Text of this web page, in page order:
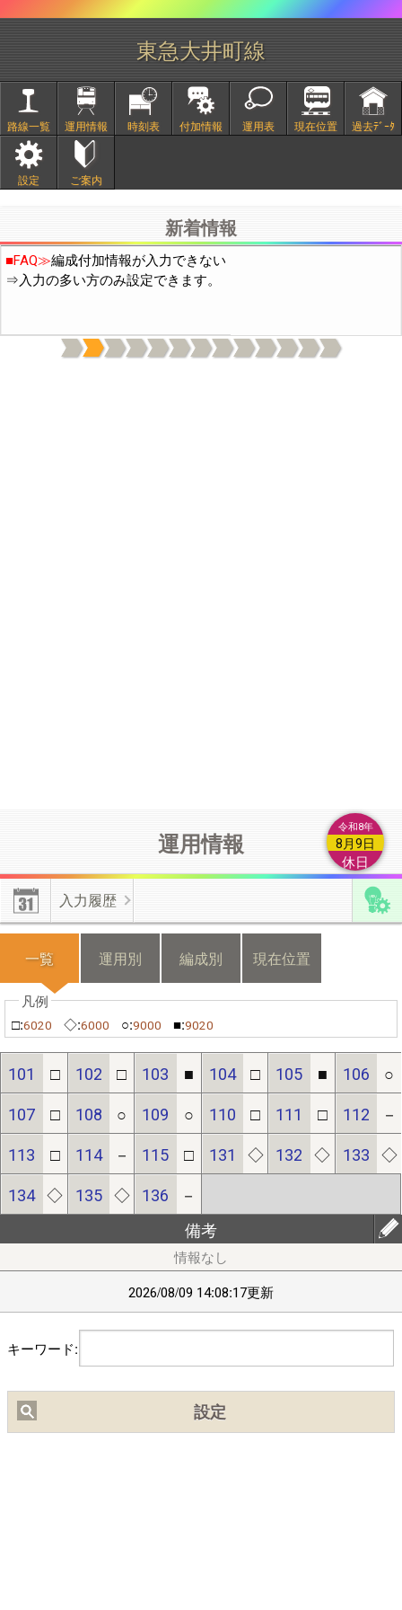
東急大井町線
路線一覧 運用情報 時刻表 付加情報 運用表 現在位置 過去ﾃﾞｰﾀ
設定 ご案内
新着情報
2/20頃より中国IPから通常の10倍程度のアクセスがありサイト
が不安定になっておりました。穴埋め作業の結果、現在は通常の
■FAQ≫編成付加情報が入力できない
⇒入力の多い方のみ設定できます。
上記機能は付加情報の表示(日付下の電球と歯車のｱｲｺﾝ)をONに
によるもの等の類は付加情報とは認められませんので登録しない
【編成付加情報】
有効･無効化時の不具合修正しました。上書き
更新した情報を無効化した場合は、無効化操作前の情報が有効と
なります。
具合フォームよりご連絡ください。
≪位置情報の有効化≫
端末の許可設定とﾌﾞﾗｳｻﾞの許可設定が必
【端末の設定】(android)｢設定(歯車)｣⇒｢現在地情報｣⇒｢プライ
バシー｣/(iphone)｢設定(歯車)｣⇒｢プライバシー｣⇒｢現在地情報｣
で位置情報を｢ON｣
【ﾌﾞﾗｳｻﾞの設定】(chrome)右上ﾒﾆｭｰ⇒｢設定(歯車)｣⇒｢ｻｲﾄの設
定｣/(safari)左上ﾒﾆｭｰ⇒｢Webｻｲﾄの設定｣⇒｢位置情報｣ で位置情報
を｢許可｣にしてください｡
2/20頃より中国IPから通常の10倍程度のアクセスがありサイト
が不安定になっておりました。穴埋め作業の結果、現在は通常の
運用情報
令和8年
8月9日
休日
入力履歴
一覧 運用別 編成別 現在位置
□:6020 ◇:6000 ○:9000 ■:9020
101 □ 102 □ 103 ■ 104 □ 105 ■ 106
○
107
□ 108 ○ 109 ○ 110 □ 111 □ 112
－
113
□ 114 － 115 □ 131 ◇ 132 ◇ 133 ◇
134 ◇ 135 ◇ 136
－
備考
2026/08/09 14:08:17更新
キーワード:
設定